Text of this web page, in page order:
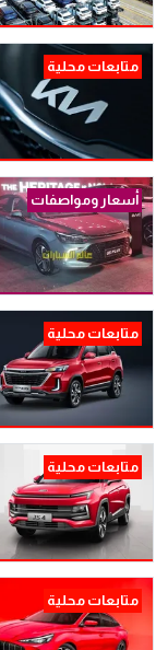
متابعات محلية
أسعار ومواصفات
متابعات محلية
متابعات محلية
متابعات محلية